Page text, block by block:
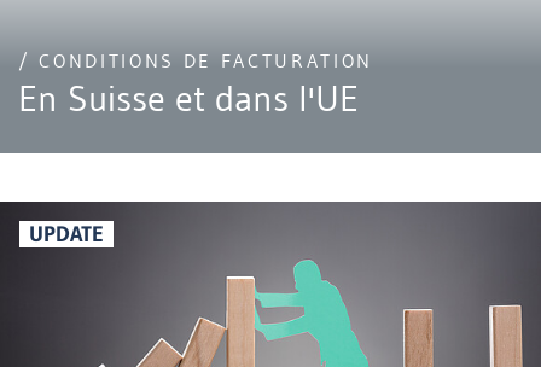
/ CONDITIONS DE FACTURATION
En Suisse et dans l'UE
UPDATE